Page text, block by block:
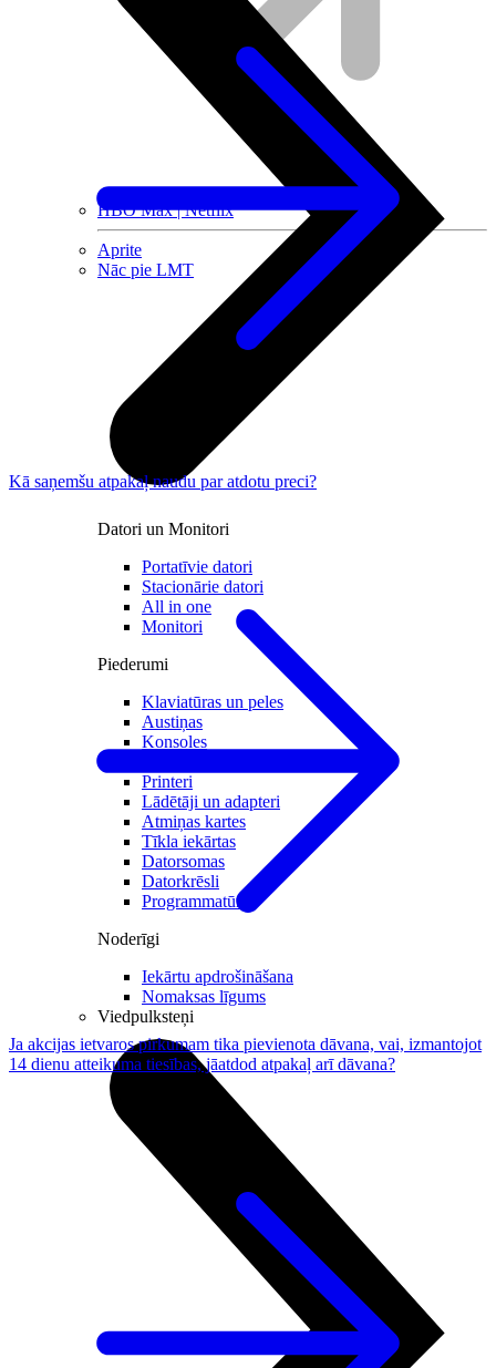
HBO Max | Netflix
Aprite
Nāc pie LMT
Datori un Monitori
Portatīvie datori
Stacionārie datori
All in one
Monitori
Piederumi
Klaviatūras un peles
Austiņas
Konsoles
Printeri
Lādētāji un adapteri
Atmiņas kartes
Tīkla iekārtas
Datorsomas
Datorkrēsli
Programmatūra
Noderīgi
Iekārtu apdrošināšana
Nomaksas līgums
Viedpulksteņi
Kā saņemšu atpakaļ naudu par atdotu preci?
Ja akcijas ietvaros pirkumam tika pievienota dāvana, vai, izmantojot
14 dienu atteikuma tiesības, jāatdod atpakaļ arī dāvana?